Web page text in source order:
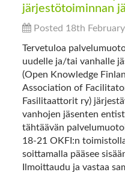
järjestötoiminnan
Posted 18th
Tervetuloa
uudelle ja/tai vanhalle
(Open Knowledge
Association of
Fasilitaattorit ry)
vanhojen jäsenten
tähtäävän
18-21 OKFI:n
soittamalla pääsee
Ilmoittaudu ja vastaa